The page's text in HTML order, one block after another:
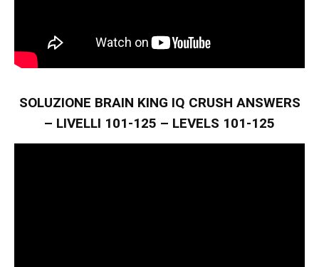
SOLUZIONE BRAIN KING IQ CRUSH ANSWERS
– LIVELLI 101-125 – LEVELS 101-125